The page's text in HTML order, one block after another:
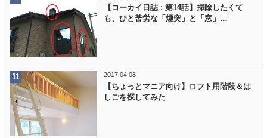
【コーカイ日誌 : 第14話】掃除したくて
も、ひと苦労な「煙突」と「窓」…
2017.04.08
【ちょっとマニア向け】ロフト用階段＆は
しごを探してみた